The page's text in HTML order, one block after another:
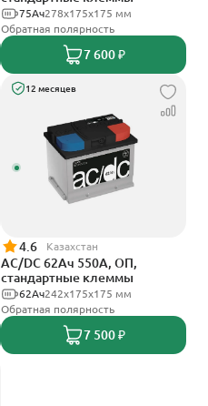
278х175х175 мм
75Ач
Обратная полярность
7 600 ₽
12 месяцев
4.6 Казахстан
AC/DC 62Ач 550А, ОП,
стандартные клеммы
242х175х175 мм
62Ач
Обратная полярность
7 500 ₽